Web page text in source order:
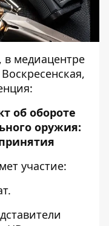
в медиацентре
об обороте
оружия:
участие: